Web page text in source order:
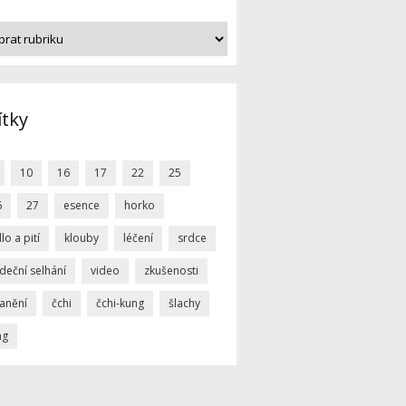
10 16 17 22 25
27 esence horko
a pití klouby léčení srdce
selhání video zkušenosti
čchi čchi-kung šlachy